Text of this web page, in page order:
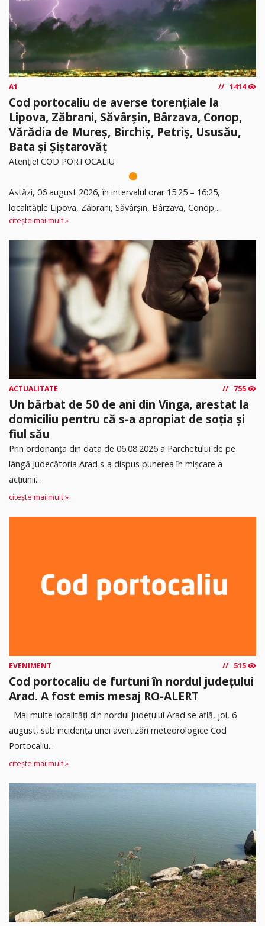
A1 1414
Cod portocaliu de averse torențiale la
Lipova, Zăbrani, Săvârșin, Bârzava, Conop,
Vărădia de Mureș, Birchiș, Petriș, Ususău,
Bata și Șiștarovăț
Atenție! COD PORTOCALIU
Astăzi, 06 august 2026, în intervalul orar 15:25 – 16:25,
localitățile Lipova, Zăbrani, Săvârșin, Bârzava, Conop,...
citește mai mult »
ACTUALITATE 755
Un bărbat de 50 de ani din Vinga, arestat la
domiciliu pentru că s-a apropiat de soția și
fiul său
Prin ordonanța din data de 06.08.2026 a Parchetului de pe
lângă Judecătoria Arad s-a dispus punerea în mişcare a
acţiunii...
citește mai mult »
EVENIMENT 515
Cod portocaliu de furtuni în nordul județului
Arad. A fost emis mesaj RO-ALERT
Mai multe localități din nordul județului Arad se află, joi, 6
august, sub incidența unei avertizări meteorologice Cod
Portocaliu...
citește mai mult »